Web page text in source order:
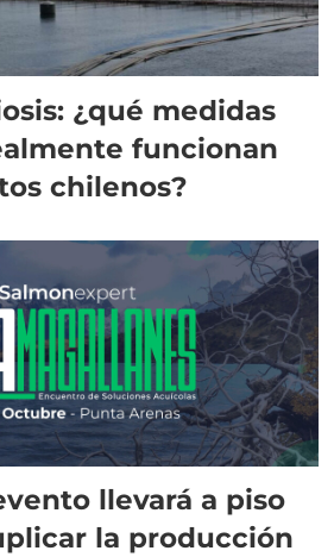
¿qué medidas
funcionan
chilenos?
llevará a piso
la producción